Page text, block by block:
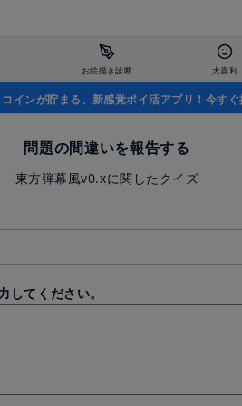
お絵描き診断 大喜利
インが貯まる、新感覚ポイ活アプリ！今す
問題の間違いを報告する
東方弾幕風v0.xに関したクイズ
してください。